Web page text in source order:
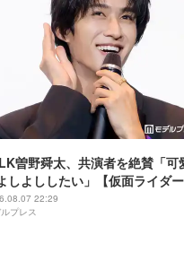
曽野舜太、共演者を絶賛「可
しよししたい」【仮面ライダ
さよならのミッション】
22:29
プレス